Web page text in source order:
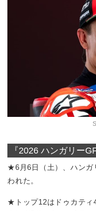
『2026 ハンガリー
★6月6日（土）、ハンガ
われた。
★トップ12はドゥカティ